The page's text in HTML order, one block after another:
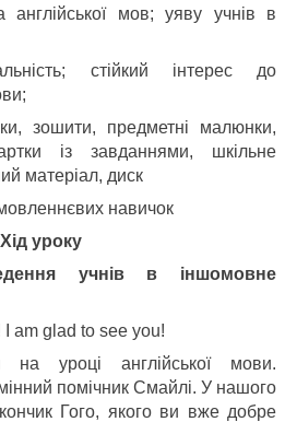
англійської мов; уяву учнів в
стійкий інтерес до
зошити, предметні малюнки,
із завданнями, шкільне
матеріал, диск
навичок
Хід уроку
учнів в іншомовне
am glad to see you!
уроці англійської мови.
помічник Смайлі. У нашого
Гого, якого ви вже добре